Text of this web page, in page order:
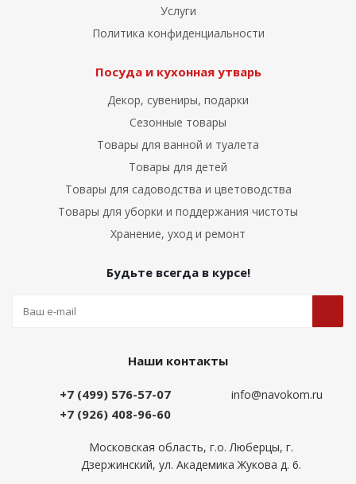
Услуги
Политика конфиденциальности
Посуда и кухонная утварь
Декор, сувениры, подарки
Сезонные товары
Товары для ванной и туалета
Товары для детей
Товары для садоводства и цветоводства
Товары для уборки и поддержания чистоты
Хранение, уход и ремонт
Будьте всегда в курсе!
Наши контакты
+7 (499) 576-57-07
+7 (926) 408-96-60
info@navokom.ru
Московская область, г.о. Люберцы, г.
Дзержинский, ул. Академика Жукова д. 6.